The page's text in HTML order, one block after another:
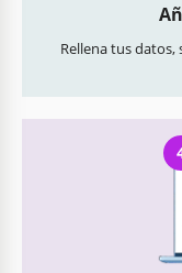
Rellena tus